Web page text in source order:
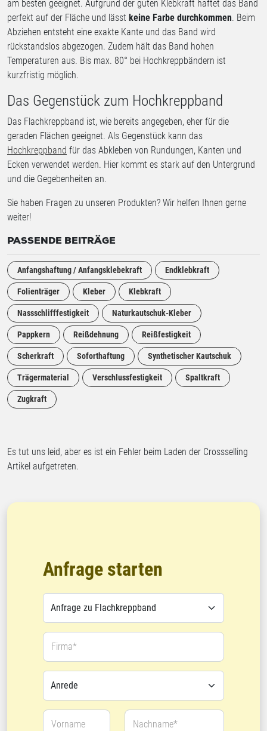
am besten geeignet. Aufgrund der guten Klebkraft haftet das Band
perfekt auf der Fläche und lässt keine Farbe durchkommen. Beim
Abziehen entsteht eine exakte Kante und das Band wird
rückstandslos abgezogen. Zudem hält das Band hohen
Temperaturen aus. Bis max. 80° bei Hochkreppbändern ist
kurzfristig möglich.
Das Gegenstück zum Hochkreppband
Das Flachkreppband ist, wie bereits angegeben, eher für die
geraden Flächen geeignet. Als Gegenstück kann das
Hochkreppband für das Abkleben von Rundungen, Kanten und
Ecken verwendet werden. Hier kommt es stark auf den Untergrund
und die Gegebenheiten an.
Sie haben Fragen zu unseren Produkten? Wir helfen Ihnen gerne
weiter!
PASSENDE BEITRÄGE
Anfangshaftung / Anfangsklebekraft Endklebkraft
Folienträger Kleber Klebkraft
Nassschlifffestigkeit Naturkautschuk-Kleber
Pappkern Reißdehnung Reißfestigkeit
Scherkraft Soforthaftung Synthetischer Kautschuk
Trägermaterial Verschlussfestigkeit Spaltkraft
Zugkraft
Es tut uns leid, aber es ist ein Fehler beim Laden der Crossselling
Artikel aufgetreten.
Anfrage starten
Firma*
Vorname Nachname*